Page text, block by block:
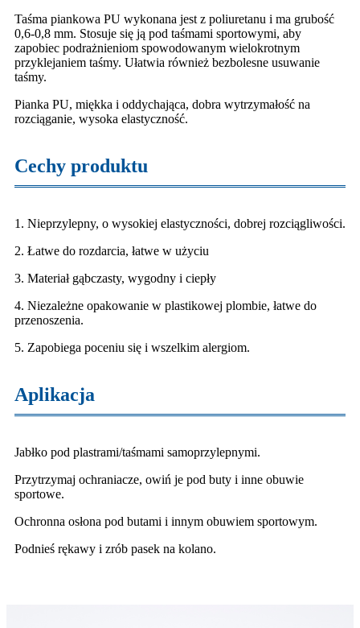
Taśma piankowa PU wykonana jest z poliuretanu i ma grubość
0,6-0,8 mm. Stosuje się ją pod taśmami sportowymi, aby
zapobiec podrażnieniom spowodowanym wielokrotnym
przyklejaniem taśmy. Ułatwia również bezbolesne usuwanie
taśmy.
Pianka PU, miękka i oddychająca, dobra wytrzymałość na
rozciąganie, wysoka elastyczność.
Cechy produktu
1. Nieprzylepny, o wysokiej elastyczności, dobrej rozciągliwości.
2. Łatwe do rozdarcia, łatwe w użyciu
3. Materiał gąbczasty, wygodny i ciepły
4. Niezależne opakowanie w plastikowej plombie, łatwe do
przenoszenia.
5. Zapobiega poceniu się i wszelkim alergiom.
Aplikacja
Jabłko pod plastrami/taśmami samoprzylepnymi.
Przytrzymaj ochraniacze, owiń je pod buty i inne obuwie
sportowe.
Ochronna osłona pod butami i innym obuwiem sportowym.
Podnieś rękawy i zrób pasek na kolano.